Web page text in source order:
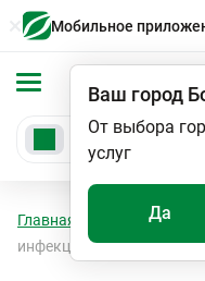
Мобильное
Ваш город
От выбора
услуг
Да
Главная Анализы
инфекции